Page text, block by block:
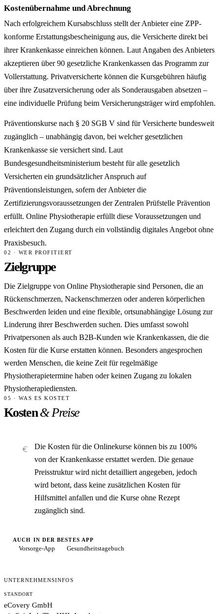
Kostenübernahme und Abrechnung
Nach erfolgreichem Kursabschluss stellt der Anbieter eine ZPP-
konforme Erstattungsbescheinigung aus, die Versicherte direkt bei
ihrer Krankenkasse einreichen können. Laut Angaben des Anbieters
akzeptieren über 90 gesetzliche Krankenkassen das Programm zur
Vollerstattung. Privatversicherte können die Kursgebühren häufig
über ihre Zusatzversicherung oder als Sonderausgaben absetzen –
eine individuelle Prüfung beim Versicherungsträger wird empfohlen.
Präventionskurse nach § 20 SGB V sind für Versicherte bundesweit
zugänglich – unabhängig davon, bei welcher gesetzlichen
Krankenkasse sie versichert sind. Laut
Bundesgesundheitsministerium besteht für alle gesetzlich
Versicherten ein grundsätzlicher Anspruch auf
Präventionsleistungen, sofern der Anbieter die
Zertifizierungsvoraussetzungen der Zentralen Prüfstelle Prävention
erfüllt. Online Physiotherapie erfüllt diese Voraussetzungen und
erleichtert den Zugang durch ein vollständig digitales Angebot ohne
Praxisbesuch.
02 · WER PROFITIERT
Zielgruppe
Die Zielgruppe von Online Physiotherapie sind Personen, die an
Rückenschmerzen, Nackenschmerzen oder anderen körperlichen
Beschwerden leiden und eine flexible, ortsunabhängige Lösung zur
Linderung ihrer Beschwerden suchen. Dies umfasst sowohl
Privatpersonen als auch B2B-Kunden wie Krankenkassen, die die
Kosten für die Kurse erstatten können. Besonders angesprochen
werden Menschen, die keine Zeit für regelmäßige
Physiotherapietermine haben oder keinen Zugang zu lokalen
Physiotherapiediensten.
05 · WAS ES KOSTET
Kosten& Preise
Die Kosten für die Onlinekurse können bis zu 100%
von der Krankenkasse erstattet werden. Die genaue
Preisstruktur wird nicht detailliert angegeben, jedoch
wird betont, dass keine zusätzlichen Kosten für
Hilfsmittel anfallen und die Kurse ohne Rezept
zugänglich sind.
AUCH IN DER BESTES APP
Vorsorge-App Gesundheitstagebuch
UNTERNEHMENSINFOS
STANDORT
eCovery GmbH